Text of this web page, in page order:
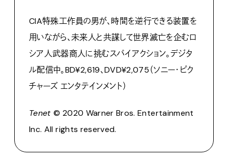
CIA特殊工作員の男が、時間を逆行できる装置を
用いながら、未来人と共謀して世界滅亡を企むロ
シア人武器商人に挑むスパイアクション。デジタ
ル配信中。BD¥2,619、DVD¥2,075（ソニー・ピク
チャーズ エンタテインメント）
Tenet© 2020 Warner Bros. Entertainment
Inc. All rights reserved.